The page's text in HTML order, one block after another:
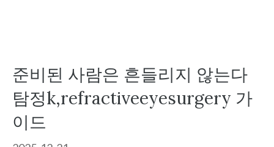
준비된 사람은 흔들리지 않는다
탐정k,refractiveeyesurgery 가
이드